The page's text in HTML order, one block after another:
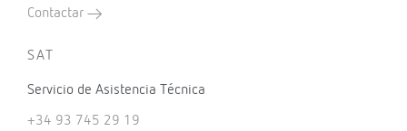
Contactar
SAT
Servicio de Asistencia Técnica
+34 93 745 29 19